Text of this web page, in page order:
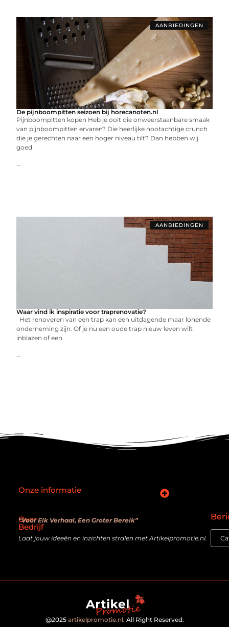
AANBIEDINGEN
De pijnboompitten seizoen bij horecanoten.nl
Pijnboompitten kopen Heb je ooit die onweerstaanbare smaak
van pijnboompitten ervaren? Die heerlijke nootachtige crunch
die je gerechten naar een hoger niveau tilt? Dan hebben wij
goed
...
AANBIEDINGEN
Waar vind ik inspiratie voor traprenovatie?
Het renoveren van een trap kan een uitdagende maar lonende
onderneming zijn. Of je nu een oude trap nieuw leven wilt
inblazen of een
...
Over
Bedrijf
“Voor Elk Verhaal, Een Groter Bereik”
Laat jouw ideeën en inzichten stralen met Artikelpromotie.nl.
Onze informatie
@2025 artikelpromotie.nl. All Right Reserved.